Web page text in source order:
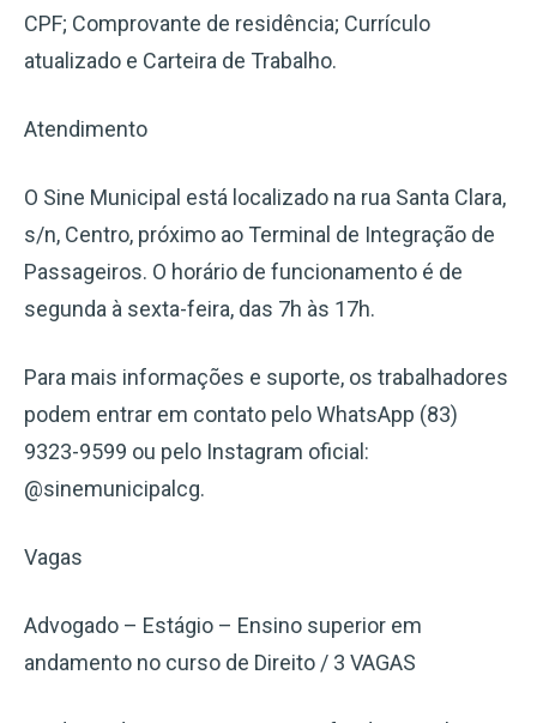
CPF; Comprovante de residência; Currículo
atualizado e Carteira de Trabalho.
Atendimento
O Sine Municipal está localizado na rua Santa Clara,
s/n, Centro, próximo ao Terminal de Integração de
Passageiros. O horário de funcionamento é de
segunda à sexta-feira, das 7h às 17h.
Para mais informações e suporte, os trabalhadores
podem entrar em contato pelo WhatsApp (83)
9323-9599 ou pelo Instagram oficial:
@sinemunicipalcg.
Vagas
Advogado – Estágio – Ensino superior em
andamento no curso de Direito / 3 VAGAS